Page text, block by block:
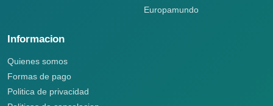
Europamundo
Informacion
Quienes somos
Formas de pago
Politica de privacidad